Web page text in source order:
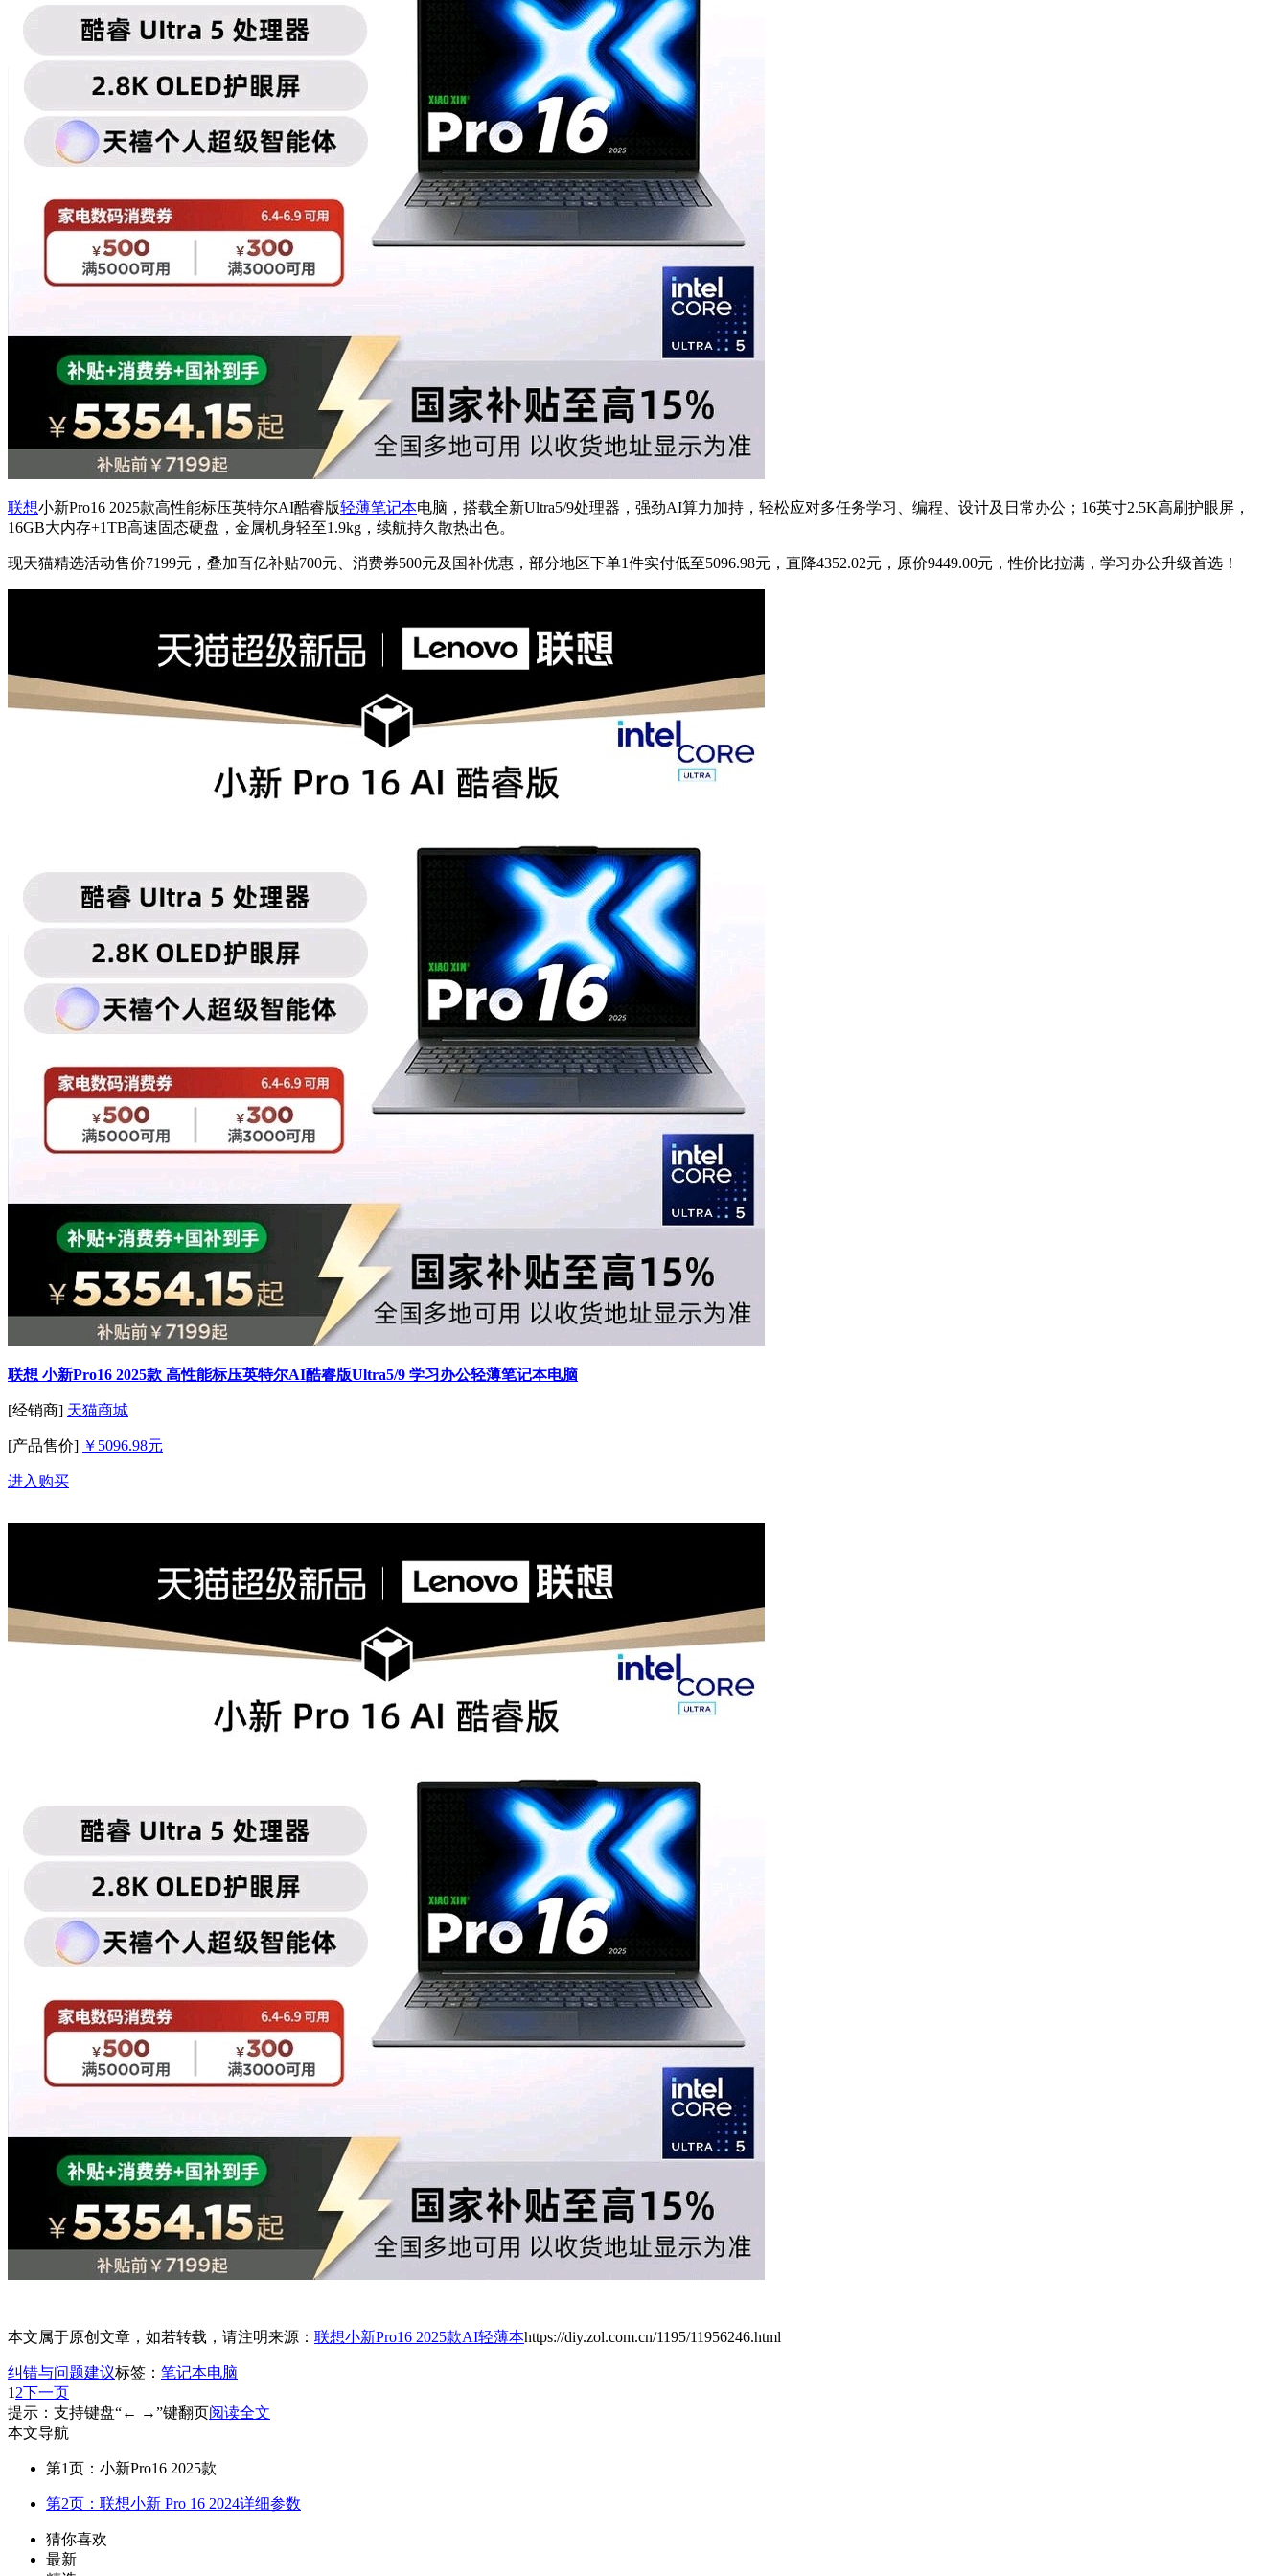
联想小新Pro16 2025款高性能标压英特尔AI酷睿版轻薄笔记本电脑，搭载全新Ultra5/9处理器，强劲AI算力加持，轻松应对多任务学习、编程、设计及日常办公；16英寸2.5K高刷护眼屏，
16GB大内存+1TB高速固态硬盘，金属机身轻至1.9kg，续航持久散热出色。
现天猫精选活动售价7199元，叠加百亿补贴700元、消费券500元及国补优惠，部分地区下单1件实付低至5096.98元，直降4352.02元，原价9449.00元，性价比拉满，学习办公升级首选！
联想 小新Pro16 2025款 高性能标压英特尔AI酷睿版Ultra5/9 学习办公轻薄笔记本电脑
[经销商] 天猫商城
[产品售价] ￥5096.98元
进入购买
本文属于原创文章，如若转载，请注明来源： 联想小新Pro16 2025款AI轻薄本https://diy.zol.com.cn/1195/11956246.html
纠错与问题建议标签： 笔记本电脑
1 2下一页
提示：支持键盘“← →”键翻页阅读全文
本文导航
第1页：小新Pro16 2025款
第2页：联想小新 Pro 16 2024详细参数
猜你喜欢
最新